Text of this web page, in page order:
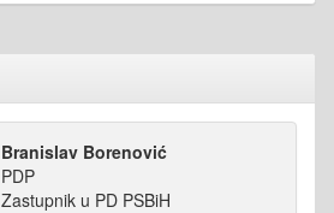
Branislav Borenović
PDP
Zastupnik u PD PSBiH